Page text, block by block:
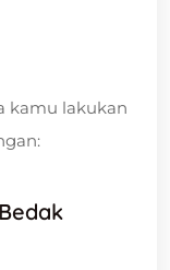
kamu lakukan